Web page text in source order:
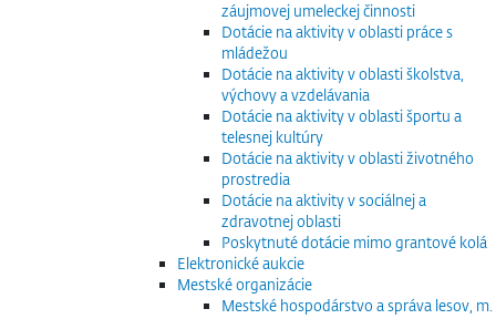
záujmovej umeleckej činnosti
Dotácie na aktivity v oblasti práce s
mládežou
Dotácie na aktivity v oblasti školstva,
výchovy a vzdelávania
Dotácie na aktivity v oblasti športu a
telesnej kultúry
Dotácie na aktivity v oblasti životného
prostredia
Dotácie na aktivity v sociálnej a
zdravotnej oblasti
Poskytnuté dotácie mimo grantové kolá
Elektronické aukcie
Mestské organizácie
Mestské hospodárstvo a správa lesov, m.